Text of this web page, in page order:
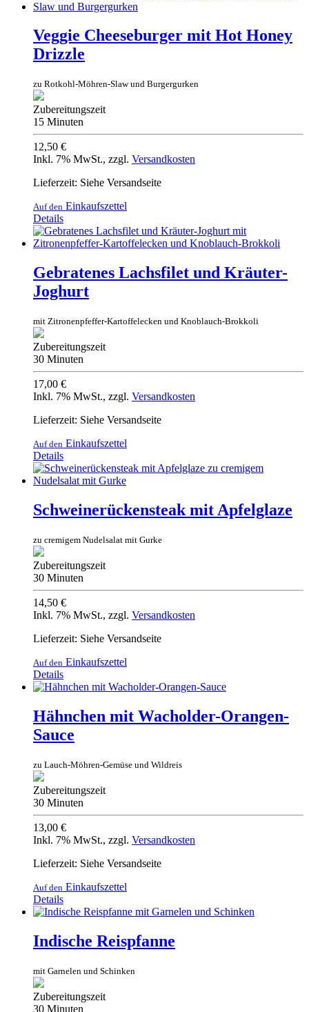
Veggie Cheeseburger mit Hot Honey
Drizzle
zu Rotkohl-Möhren-Slaw und Burgergurken
Zubereitungszeit
15 Minuten
12,50 €
Inkl. 7% MwSt., zzgl. Versandkosten
Lieferzeit: Siehe Versandseite
Auf den Einkaufszettel
Details
Gebratenes Lachsfilet und Kräuter-
Joghurt
mit Zitronenpfeffer-Kartoffelecken und Knoblauch-Brokkoli
Zubereitungszeit
30 Minuten
17,00 €
Inkl. 7% MwSt., zzgl. Versandkosten
Lieferzeit: Siehe Versandseite
Auf den Einkaufszettel
Details
Schweinerückensteak mit Apfelglaze
zu cremigem Nudelsalat mit Gurke
Zubereitungszeit
30 Minuten
14,50 €
Inkl. 7% MwSt., zzgl. Versandkosten
Lieferzeit: Siehe Versandseite
Auf den Einkaufszettel
Details
Hähnchen mit Wacholder-Orangen-
Sauce
zu Lauch-Möhren-Gemüse und Wildreis
Zubereitungszeit
30 Minuten
13,00 €
Inkl. 7% MwSt., zzgl. Versandkosten
Lieferzeit: Siehe Versandseite
Auf den Einkaufszettel
Details
Indische Reispfanne
mit Garnelen und Schinken
Zubereitungszeit
30 Minuten